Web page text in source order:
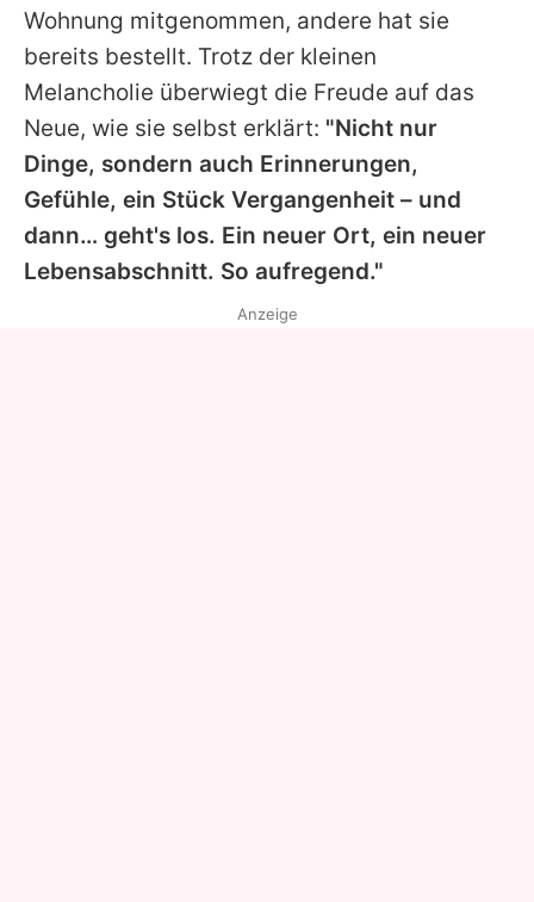
Wohnung mitgenommen, andere hat sie
bereits bestellt. Trotz der kleinen
Melancholie überwiegt die Freude auf das
Neue, wie sie selbst erklärt: "Nicht nur
Dinge, sondern auch Erinnerungen,
Gefühle, ein Stück Vergangenheit – und
dann… geht's los. Ein neuer Ort, ein neuer
Lebensabschnitt. So aufregend."
Anzeige